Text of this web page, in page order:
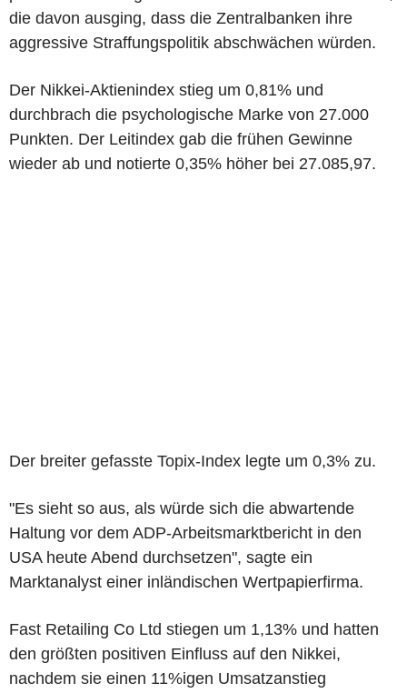
die davon ausging, dass die Zentralbanken ihre
aggressive Straffungspolitik abschwächen würden.
Der Nikkei-Aktienindex stieg um 0,81% und
durchbrach die psychologische Marke von 27.000
Punkten. Der Leitindex gab die frühen Gewinne
wieder ab und notierte 0,35% höher bei 27.085,97.
Der breiter gefasste Topix-Index legte um 0,3% zu.
"Es sieht so aus, als würde sich die abwartende
Haltung vor dem ADP-Arbeitsmarktbericht in den
USA heute Abend durchsetzen", sagte ein
Marktanalyst einer inländischen Wertpapierfirma.
Fast Retailing Co Ltd stiegen um 1,13% und hatten
den größten positiven Einfluss auf den Nikkei,
nachdem sie einen 11%igen Umsatzanstieg